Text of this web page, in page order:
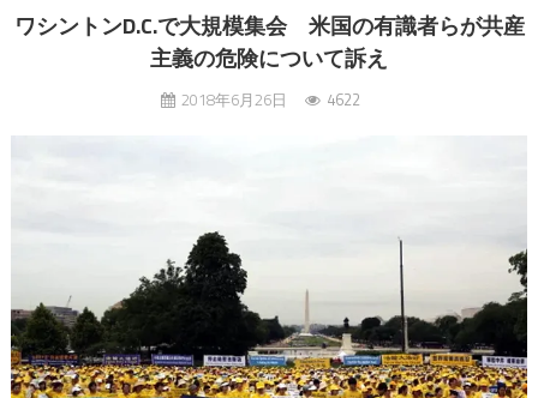
ワシントンD.C.で大規模集会 米国の有識者らが共産
主義の危険について訴え
2018年6月26日 4622